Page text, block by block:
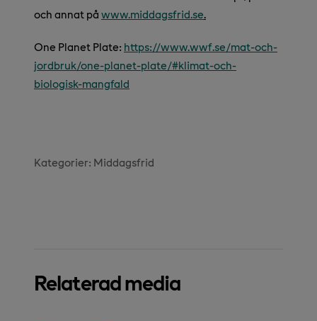
och annat på www.middagsfrid.se
One Planet Plate: https://www.wwf.se/mat-och-
jordbruk/one-planet-plate/#klimat-och-
biologisk-mangfald
Kategorier: Middagsfrid
Relaterad media